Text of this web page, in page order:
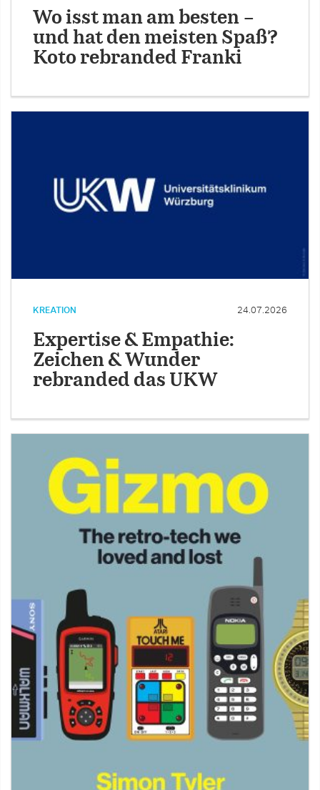
Wo isst man am besten –
und hat den meisten Spaß?
Koto rebranded Franki
KREATION 24.07.2026
Expertise & Empathie:
Zeichen & Wunder
rebranded das UKW